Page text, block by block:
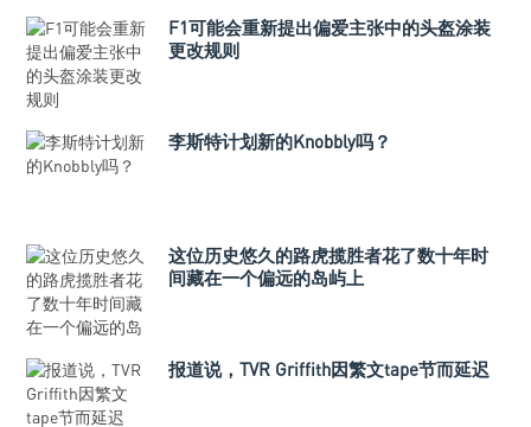
F1可能会重新提出偏爱主张中的头盔涂装
更改规则
李斯特计划新的Knobbly吗？
这位历史悠久的路虎揽胜者花了数十年时
间藏在一个偏远的岛屿上
报道说，TVR Griffith因繁文tape节而延迟